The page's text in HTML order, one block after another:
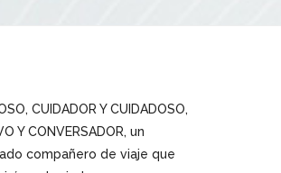
CUIDADOR Y CUIDADOSO,
Y CONVERSADOR, un
compañero de viaje que